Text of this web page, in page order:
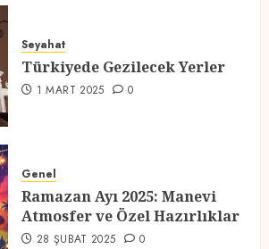
1 MART 2025
Atmosfer ve Özel Hazırlıklar
28 ŞUBAT 2025 0
Seyahat
Türkiyede Gezilecek Yerler
1 MART 2025 0
Genel
Ramazan Ayı 2025: Manevi
Atmosfer ve Özel Hazırlıklar
28 ŞUBAT 2025 0